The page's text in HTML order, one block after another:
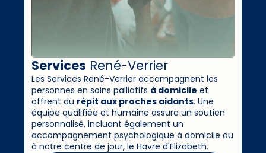
Services René-Verrier
Les Services René-Verrier accompagnent les
personnes en soins palliatifs à domicile et
offrent du répit aux proches aidants. Une
équipe qualifiée et humaine assure un soutien
personnalisé, incluant également un
accompagnement psychologique à domicile ou
à notre centre de jour, le Havre d'Elizabeth.